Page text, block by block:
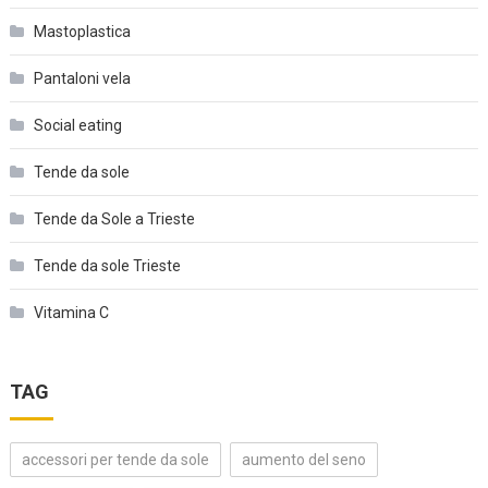
Mastoplastica
Pantaloni vela
Social eating
Tende da sole
Tende da Sole a Trieste
Tende da sole Trieste
Vitamina C
TAG
accessori per tende da sole aumento del seno